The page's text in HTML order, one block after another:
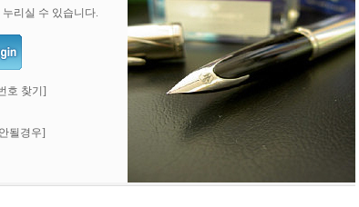
리실 수 있습니다.
호 찾기]
될경우]